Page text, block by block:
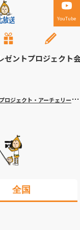
YouTube
ゼントプロジェクト
クト・アーチェリー競技の選考会
全国